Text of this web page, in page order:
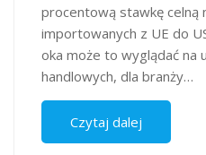
procentową stawkę celną
importowanych z UE do
oka może to wyglądać na
handlowych, dla branży…
Czytaj dalej